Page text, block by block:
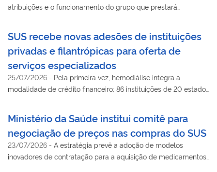
atribuições e o funcionamento do grupo que prestará
SUS recebe novas adesões de instituições
privadas e filantrópicas para oferta de
serviços especializados
25/07/2026 - Pela primeira vez, hemodiálise integra a
modalidade de crédito financeiro; 86 instituições de 20 estados
Ministério da Saúde institui comitê para
negociação de preços nas compras do SUS
23/07/2026 - A estratégia prevê a adoção de modelos
inovadores de contratação para a aquisição de medicamentos,